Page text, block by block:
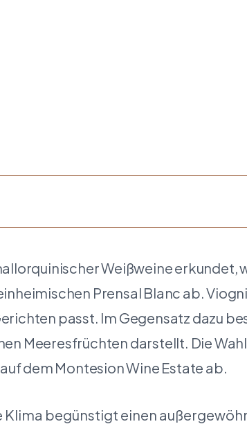
Weißweine
Prensal Blanc ab.
passt. Im Gegensatz dazu
Meeresfrüchten darstellt. Die
dem Montesion Wine Estate ab.
Klima begünstigt einen